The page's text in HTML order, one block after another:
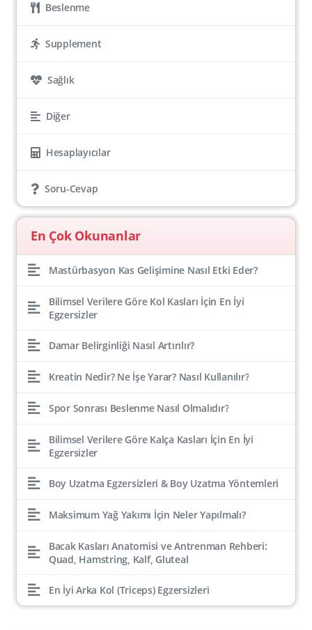
Beslenme
Supplement
Sağlık
Diğer
Hesaplayıcılar
Soru-Cevap
En Çok Okunanlar
Mastürbasyon Kas Gelişimine Nasıl Etki Eder?
Bilimsel Verilere Göre Kol Kasları İçin En İyi
Egzersizler
Damar Belirginliği Nasıl Artırılır?
Kreatin Nedir? Ne İşe Yarar? Nasıl Kullanılır?
Spor Sonrası Beslenme Nasıl Olmalıdır?
Bilimsel Verilere Göre Kalça Kasları İçin En İyi
Egzersizler
Boy Uzatma Egzersizleri & Boy Uzatma Yöntemleri
Maksimum Yağ Yakımı İçin Neler Yapılmalı?
Bacak Kasları Anatomisi ve Antrenman Rehberi:
Quad, Hamstring, Kalf, Gluteal
En İyi Arka Kol (Triceps) Egzersizleri